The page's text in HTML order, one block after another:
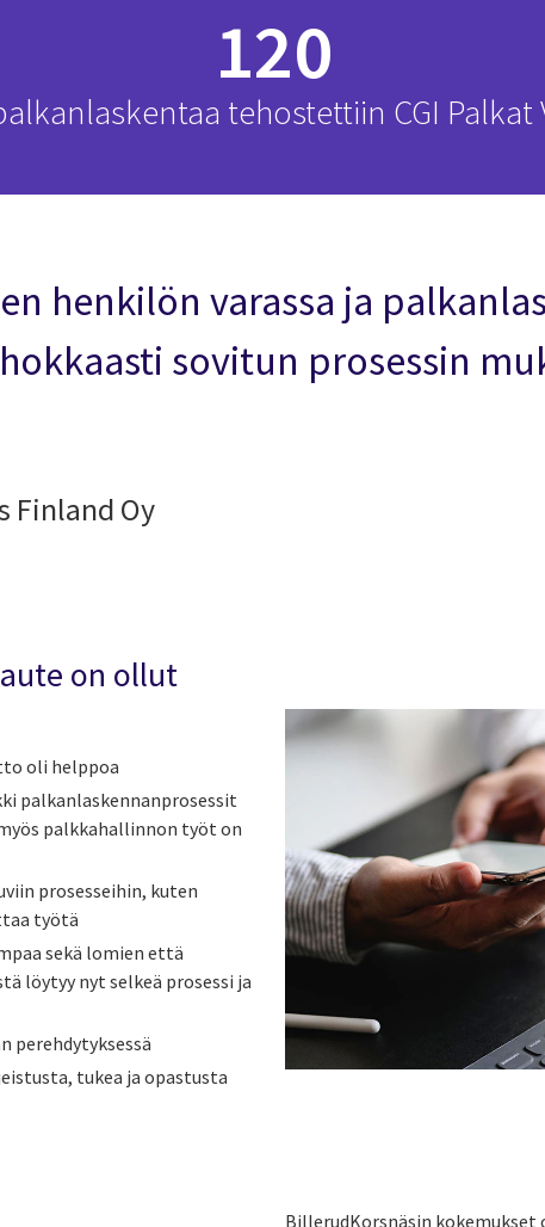
120
tehostettiin CGI Palkat
henkilön varassa ja
sovitun prosessin
Finland Oy
on ollut
oli helppoa
palkanlaskennanprosessit
palkkahallinnon työt on
prosesseihin, kuten
työtä
sekä lomien että
löytyy nyt selkeä prosessi ja
perehdytyksessä
tukea ja opastusta
BillerudKorsnäsin